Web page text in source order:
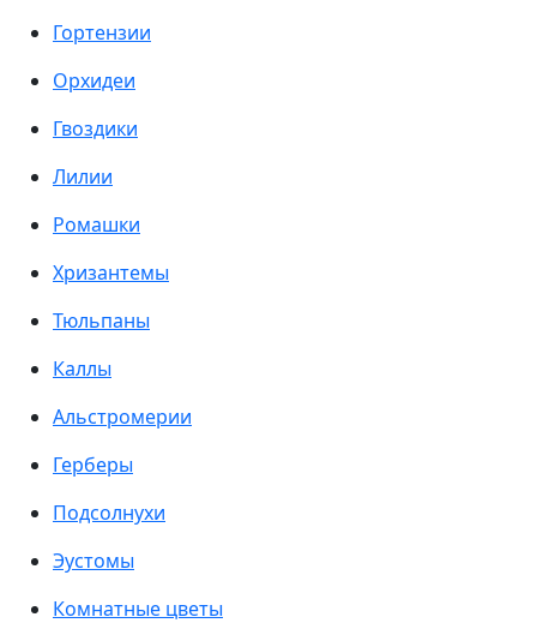
Гортензии
Орхидеи
Гвоздики
Лилии
Ромашки
Хризантемы
Тюльпаны
Каллы
Альстромерии
Герберы
Подсолнухи
Эустомы
Комнатные цветы